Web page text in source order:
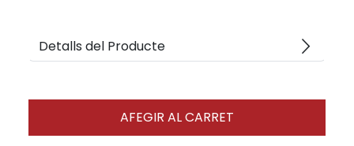
Detalls del Producte arrow_forward_ios
AFEGIR AL CARRET